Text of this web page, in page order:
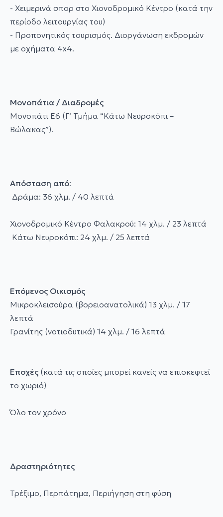
- Χειμερινά σπορ στο Χιονοδρομικό Κέντρο (κατά την
περίοδο λειτουργίας του)
- Προπονητικός τουρισμός. Διοργάνωση εκδρομών
με οχήματα 4x4.
Μονοπάτια / Διαδρομές
Μονοπάτι Ε6 (Γ’ Τμήμα “Κάτω Νευροκόπι –
Βώλακας”).
Aπόσταση από:
Δράμα: 36 χλμ. / 40 λεπτά
Χιονοδρομικό Κέντρο Φαλακρού: 14 χλμ. / 23 λεπτά
Κάτω Νευροκόπι: 24 χλμ. / 25 λεπτά
Επόμενος Οικισμός
Μικροκλεισούρα (βορειοανατολικά) 13 χλμ. / 17
λεπτά
Γρανίτης (νοτιοδυτικά) 14 χλμ. / 16 λεπτά
Εποχές (κατά τις οποίες μπορεί κανείς να επισκεφτεί
το χωριό)
Όλο τον χρόνο
Δραστηριότητες
Τρέξιμο, Περπάτημα, Περιήγηση στη φύση